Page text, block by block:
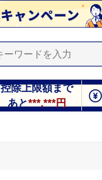
控除上限額まで
あと***,***円